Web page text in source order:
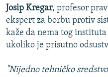
Josip Kregar, profesor
ekspert za borbu protiv
kaže da nema tog
ukoliko je prisutno
"Nijedno tehničko